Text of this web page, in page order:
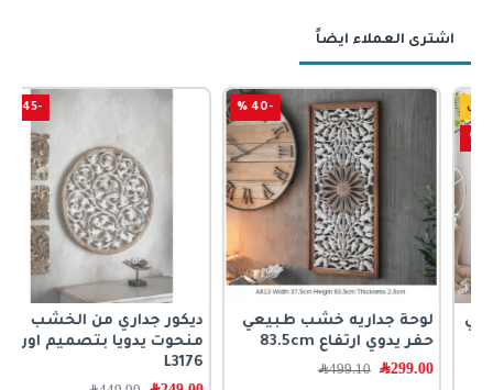
اشترى العملاء ايضاً
لوحة جداريه خشب طبيعي
حفر يدوي ارتفاع 83.5cm
299.00﷼ 499.10﷼
ديكور جداري من الخشب
منحوت يدويا بتصميم اوربي
L3176